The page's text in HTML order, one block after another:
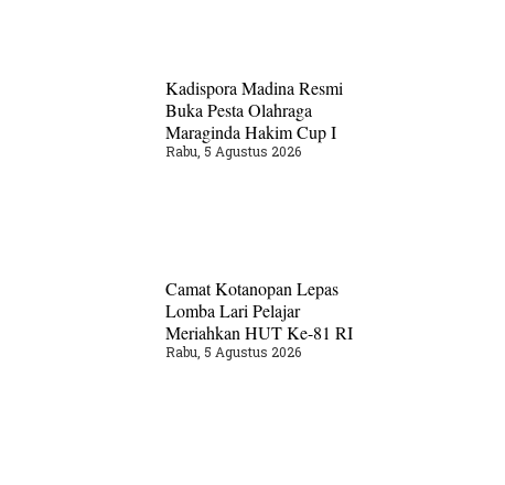
Kadispora Madina Resmi
Buka Pesta Olahraga
Maraginda Hakim Cup I
Rabu, 5 Agustus 2026
Camat Kotanopan Lepas
Lomba Lari Pelajar
Meriahkan HUT Ke-81 RI
Rabu, 5 Agustus 2026